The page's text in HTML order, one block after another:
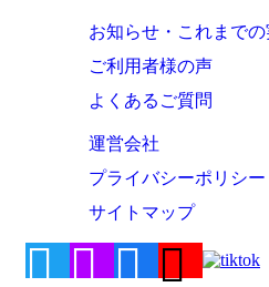
お知らせ・これまで
ご利用者様の声
よくあるご質問
運営会社
プライバシーポリシー
サイトマップ